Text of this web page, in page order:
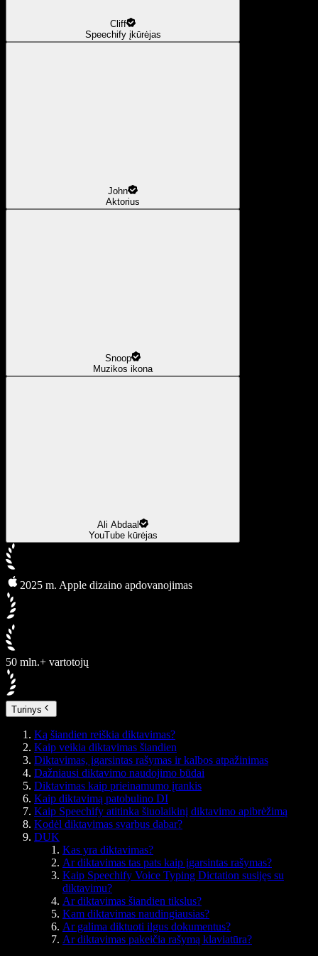
Cliff
Speechify įkūrėjas
John
Aktorius
Snoop
Muzikos ikona
Ali Abdaal
YouTube kūrėjas
2025 m. Apple dizaino apdovanojimas
50 mln.+ vartotojų
Turinys
Ką šiandien reiškia diktavimas?
Kaip veikia diktavimas šiandien
Diktavimas, įgarsintas rašymas ir kalbos atpažinimas
Dažniausi diktavimo naudojimo būdai
Diktavimas kaip prieinamumo įrankis
Kaip diktavimą patobulino DI
Kaip Speechify atitinka šiuolaikinį diktavimo apibrėžimą
Kodėl diktavimas svarbus dabar?
DUK
Kas yra diktavimas?
Ar diktavimas tas pats kaip įgarsintas rašymas?
Kaip Speechify Voice Typing Dictation susijęs su
diktavimu?
Ar diktavimas šiandien tikslus?
Kam diktavimas naudingiausias?
Ar galima diktuoti ilgus dokumentus?
Ar diktavimas pakeičia rašymą klaviatūra?